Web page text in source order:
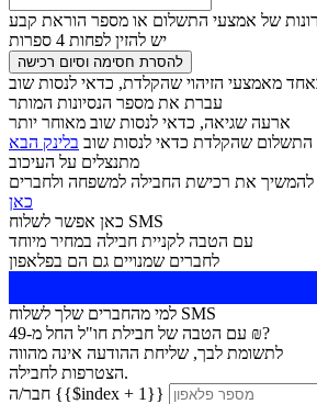
יש להזין לפחות 4 ספרות
להסרת חסימה וסיום רכישה
מאמצעי הזיהוי שהקלדת, כדאי לנסות שוב
עברת את מספר הנסיונות המותר
ארעה שגיאה, כדאי לנסות שוב מאוחר יותר
שהקלדת כדאי לנסות שוב בלינק הבא
מתנצלים על העיכוב
להמשיך את רכישת החבילה למשפחה ולחברים
כאן
כאן אפשר לשלוח SMS
עם הטבה לקניית חבילה במחיר מיוחד
לחברים שמנויים גם הם בפלאפון
למי מהחברים שלך לשלוח SMS
עם הטבה של חבילת חו"ל החל מ-49 ₪?
לתשומת לבך, שליחת ההודעה אינה מהווה
הצטרפות לחבילה.
חבר/ה {{$index + 1}}